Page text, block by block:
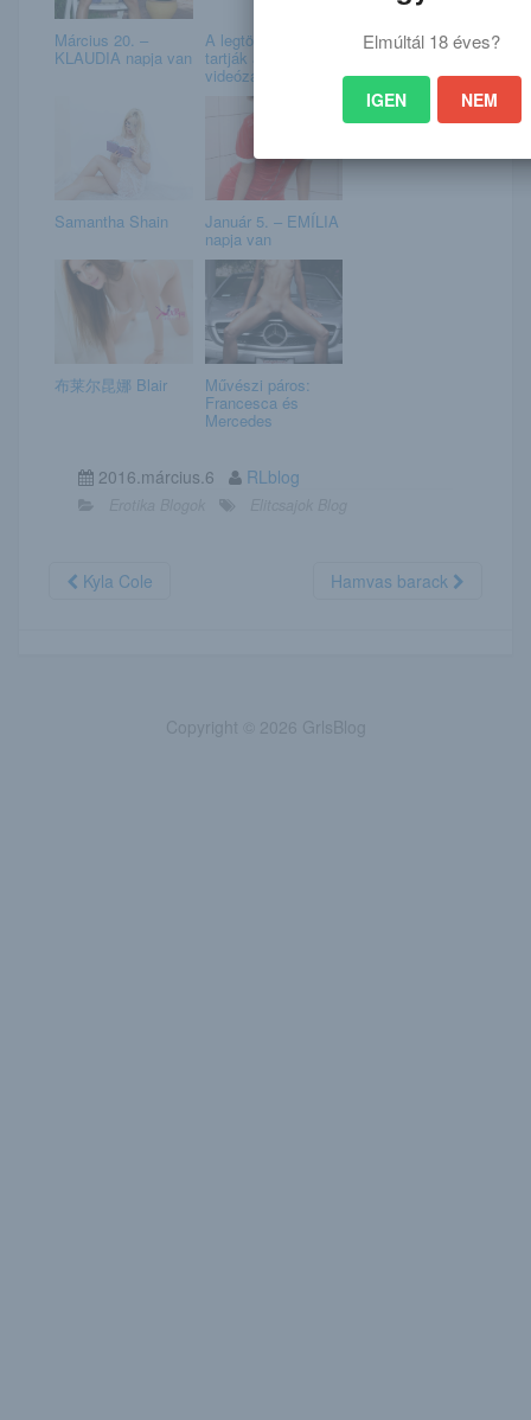
Március 20. –
KLAUDIA napja van
A legtöbben rosszul
tartják a telefont
videózás kö...
Samantha Shain Január 5. – EMÍLIA
napja van
布莱尔昆娜 Blair Művészi páros:
Francesca és
Mercedes
2016.március.6 RLblog
Kyla Cole Hamvas barack
Elmúltál 18 éves?
IGEN NEM